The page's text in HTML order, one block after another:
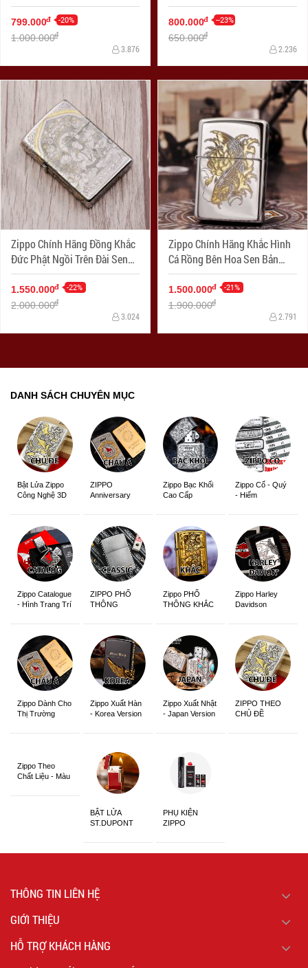
799.000đ -20%
1.000.000đ
3.876
800.000đ --23%
650.000đ
2.236
Zippo Chính Hãng Đồng Khắc
Đức Phật Ngồi Trên Đài Sen
Hoa Văn Tinh Tế Bản Chorme
1.550.000đ -22%
2.000.000đ
3.024
Zippo Chính Hãng Khắc Hình
Cá Rồng Bên Hoa Sen Bản
Choerm
1.500.000đ -21%
1.900.000đ
2.791
DANH SÁCH CHUYÊN MỤC
Bật Lửa Zippo
Công Nghệ 3D
ZIPPO
Anniversary
Zippo Bạc Khối
Cao Cấp
Zippo Cổ - Quý
- Hiếm
Zippo Catalogue
- Hình Trang Trí
ZIPPO PHỔ
THÔNG
Zippo PHỔ
THÔNG KHẮC
Zippo Harley
Davidson
Zippo Dành Cho
Thị Trường
Zippo Xuất Hàn
- Korea Version
Zippo Xuất Nhật
- Japan Version
ZIPPO THEO
CHỦ ĐỀ
Zippo Theo
Chất Liệu - Màu
BẬT LỬA
ST.DUPONT
PHỤ KIỆN
ZIPPO
THÔNG TIN LIÊN HỆ
GIỚI THIỆU
HỖ TRỢ KHÁCH HÀNG